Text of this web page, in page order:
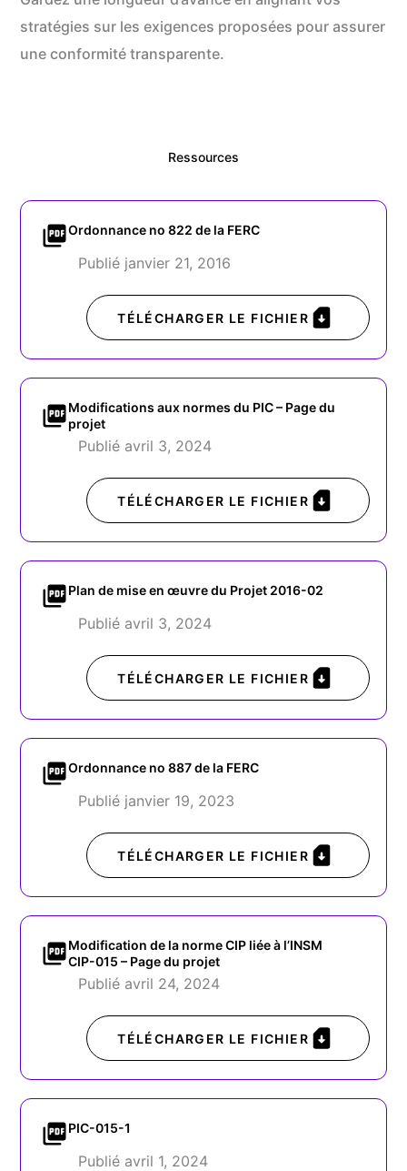
stratégies sur les exigences proposées pour assurer
une conformité transparente.
Ressources
Ordonnance no 822 de la FERC
Publié janvier 21, 2016
TÉLÉCHARGER LE FICHIER
Modifications aux normes du PIC – Page du
projet
Publié avril 3, 2024
TÉLÉCHARGER LE FICHIER
Plan de mise en œuvre du Projet 2016-02
Publié avril 3, 2024
TÉLÉCHARGER LE FICHIER
Ordonnance no 887 de la FERC
Publié janvier 19, 2023
TÉLÉCHARGER LE FICHIER
Modification de la norme CIP liée à l’INSM
CIP-015 – Page du projet
Publié avril 24, 2024
TÉLÉCHARGER LE FICHIER
PIC-015-1
Publié avril 1, 2024